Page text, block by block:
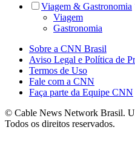
Viagem & Gastronomia
Viagem
Gastronomia
Sobre a CNN Brasil
Aviso Legal e Política de
Termos de Uso
Fale com a CNN
Faça parte da Equipe CNN
© Cable News Network Brasil.
Todos os direitos reservados.